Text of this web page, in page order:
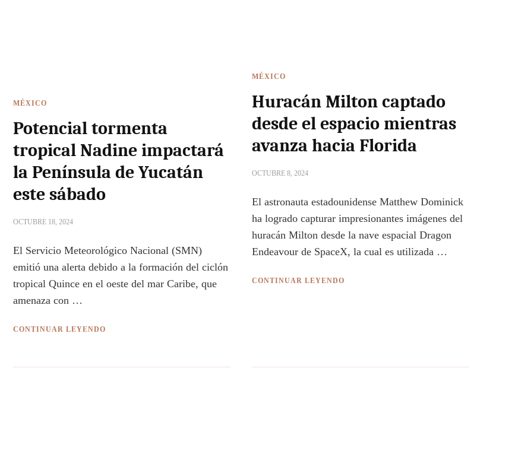
MÉXICO
Potencial tormenta
tropical Nadine impactará
la Península de Yucatán
este sábado
OCTUBRE 18, 2024
El Servicio Meteorológico Nacional (SMN)
emitió una alerta debido a la formación del ciclón
tropical Quince en el oeste del mar Caribe, que
amenaza con …
CONTINUAR LEYENDO
MÉXICO
Huracán Milton captado
desde el espacio mientras
avanza hacia Florida
OCTUBRE 8, 2024
El astronauta estadounidense Matthew Dominick
ha logrado capturar impresionantes imágenes del
huracán Milton desde la nave espacial Dragon
Endeavour de SpaceX, la cual es utilizada …
CONTINUAR LEYENDO